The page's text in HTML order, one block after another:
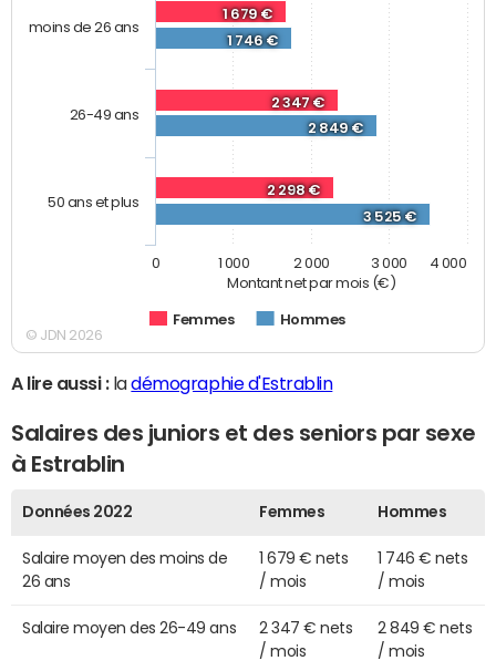
Montant net par mois (€)
1 679 €
2 347 €
2 298 €
1 746 €
2 849 €
3 525 €
Femmes Hommes
moins de 26 ans
26-49 ans
50 ans et plus
0 1 000 2 000 3 000 4 000
© JDN 2026
A lire aussi :ladémographie d'Estrablin
Salaires des juniors et des seniors par sexe
à Estrablin
Données 2022 Femmes Hommes
Salaire moyen des moins de
26 ans
1 679 € nets
/ mois
1 746 € nets
/ mois
Salaire moyen des 26-49 ans
2 347 € nets
/ mois
2 849 € nets
/ mois